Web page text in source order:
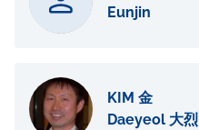
Eunjin
KIM 金
Daeyeol 大烈